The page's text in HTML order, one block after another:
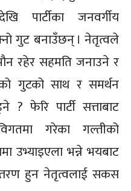
पार्टीका जनवर्गीय
गुट बनाउँछन् । नेतृत्वले
रहेर सहमति जनाउने र
गुटको साथ र समर्थन
फेरि पार्टी सत्ताबाट
गरेका गल्तीको
उभ्याइएला भन्ने भयबाट
हुन नेतृत्वलाई सकस